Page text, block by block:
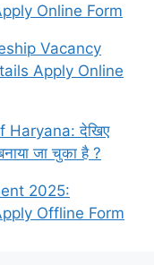
Online Form
Vacancy
Apply Online
Haryana: देखिए
जा चुका है ?
2025:
Offline Form